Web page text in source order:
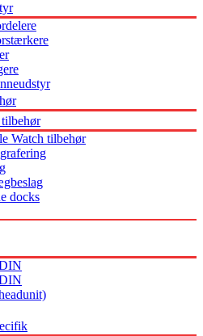
Watch tilbehør
docks